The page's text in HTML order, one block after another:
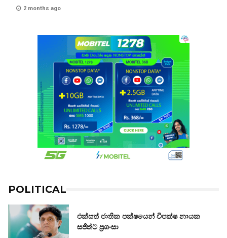
2 months ago
POLITICAL
එක්සත් ජාතික පක්ෂයෙන් විපක්ෂ නායක
සජිත්ට ප්‍රශංසා